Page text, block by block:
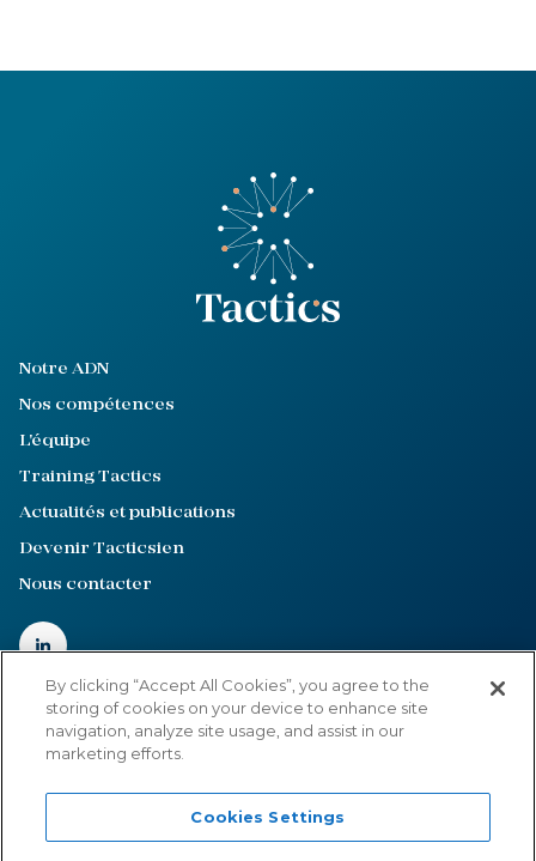
Notre ADN
Nos compétences
L'équipe
Training Tactics
Actualités et publications
Devenir Tacticsien
Nous contacter
Mentions légales
By clicking “Accept All Cookies”, you agree to the
storing of cookies on your device to enhance site
navigation, analyze site usage, and assist in our
marketing efforts.
Cookies Settings